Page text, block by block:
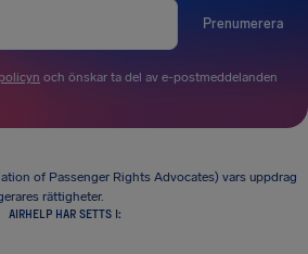
Prenumerera
och önskar ta del av e-postmeddelanden
of Passenger Rights Advocates) vars uppdrag
rättigheter.
AIRHELP HAR SETTS I: